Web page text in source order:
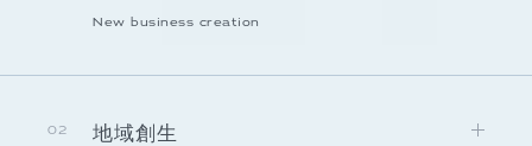
New business creation
02 地域創生